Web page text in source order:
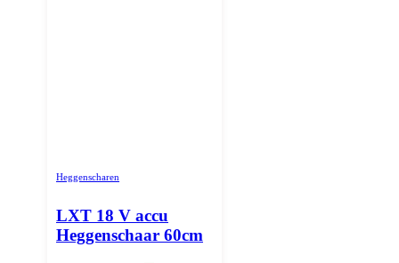
Heggenscharen
LXT 18 V accu
Heggenschaar 60cm